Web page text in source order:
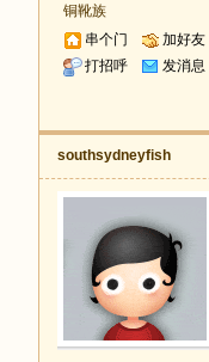
铜靴族
串个门
加好友
打招呼
发消息
southsydneyfish